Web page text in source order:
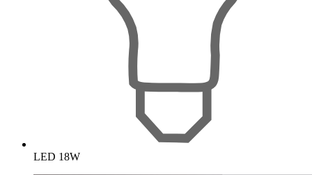
LED 18W